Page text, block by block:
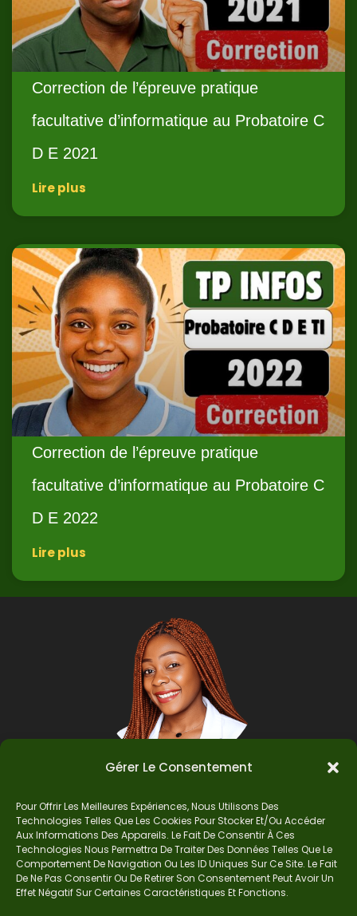
Gérer Le Consentement
Pour Offrir Les Meilleures Expériences, Nous Utilisons Des
Technologies Telles Que Les Cookies Pour Stocker Et/ou Accéder
Aux Informations Des Appareils. Le Fait De Consentir À Ces
Technologies Nous Permettra De Traiter Des Données Telles Que Le
Comportement De Navigation Ou Les ID Uniques Sur Ce Site. Le Fait
De Ne Pas Consentir Ou De Retirer Son Consentement Peut Avoir Un
Effet Négatif Sur Certaines Caractéristiques Et Fonctions.
Correction de l’épreuve pratique
facultative d’informatique au Probatoire C
D E 2021
Lire plus
Correction de l’épreuve pratique
facultative d’informatique au Probatoire C
D E 2022
Lire plus
Auteur
Je suis Madame Mba, une enseignante certifiée
de mathématiques. Sur Ndolomath, je partage